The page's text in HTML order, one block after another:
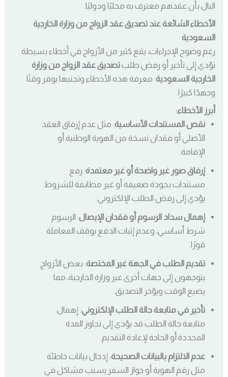
البال بأن عقدهم معترف به محليًا ودوليًا.
الأخطاء الشائعة عند تصديق عقد الزواج من وزارة الخارجية
السعودية
رغم وضوح الإجراءات، يقع كثير من الأزواج في أخطاء بسيطة
تؤدي إلى تأخير أو رفض طلبتصديق عقد الزواج من وزارة
الخارجية السعودية . معرفة هذه الأخطاء وتجنبها يوفر وقتًا
وجهدًا كبيرًا.
أبرز الأخطاء:
نقص المستندات الأساسية: مثل عدم إرفاق العقد
الأصلي أو فقدان نسخة من الهوية الوطنية أو
الإقامة.
إرفاق صور غير واضحة أو غير معتمدة: رفع
مستندات بجودة ضعيفة أو غير مطابقة للشروط
يؤدي إلى رفض الطلب الإلكتروني.
إهمال سداد الرسوم أو فقدان الإيصال: الرسوم
شرط أساسي، وعدم إثبات الدفع يوقف المعاملة
فورًا.
تقديم الطلب في الجهة غير المختصة: بعض الأزواج
يتوجهون إلى جهات أخرى غير وزارة الخارجية، مما
يضيع الوقت ويؤخر التصديق.
تأخير في متابعة حالة الطلب الإلكتروني: إهمال
متابعة حالة الطلب قد يؤدي إلى تجاوز المدة
المحددة أو الحاجة لإعادة التقديم.
عدم الالتزام بالبيانات الصحيحة: إدخال بيانات خاطئة
مثل رقم الهوية أو جواز السفر يسبب مشاكل في